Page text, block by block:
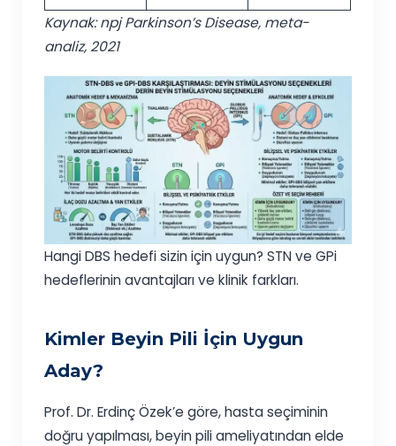
Kaynak: npj Parkinson’s Disease, meta-
analiz, 2021
Hangi DBS hedefi sizin için uygun? STN ve GPi
hedeflerinin avantajları ve klinik farkları.
Kimler Beyin Pili İçin Uygun
Aday?
Prof. Dr. Erdinç Özek’e göre, hasta seçiminin
doğru yapılması, beyin pili ameliyatından elde